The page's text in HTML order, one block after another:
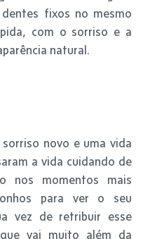
fixos no mesmo
com o sorriso e a
natural.
novo e uma vida
a vida cuidando de
nos momentos mais
para ver o seu
vez de retribuir esse
vai muito além da